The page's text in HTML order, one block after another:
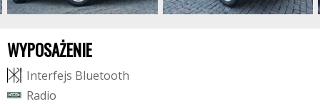
WYPOSAŻENIE
Interfejs Bluetooth
Radio